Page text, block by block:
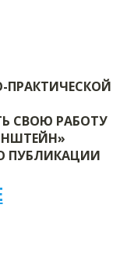
СВОЮ РАБОТУ
ПУБЛИКАЦИИ